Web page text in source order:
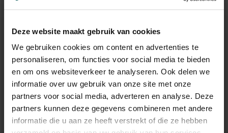
Deze website maakt gebruik van cookies
We gebruiken cookies om content en advertenties te
personaliseren, om functies voor social media te bieden
en om ons websiteverkeer te analyseren. Ook delen we
informatie over uw gebruik van onze site met onze
partners voor social media, adverteren en analyse. Deze
partners kunnen deze gegevens combineren met andere
informatie die u aan ze heeft verstrekt of die ze hebben